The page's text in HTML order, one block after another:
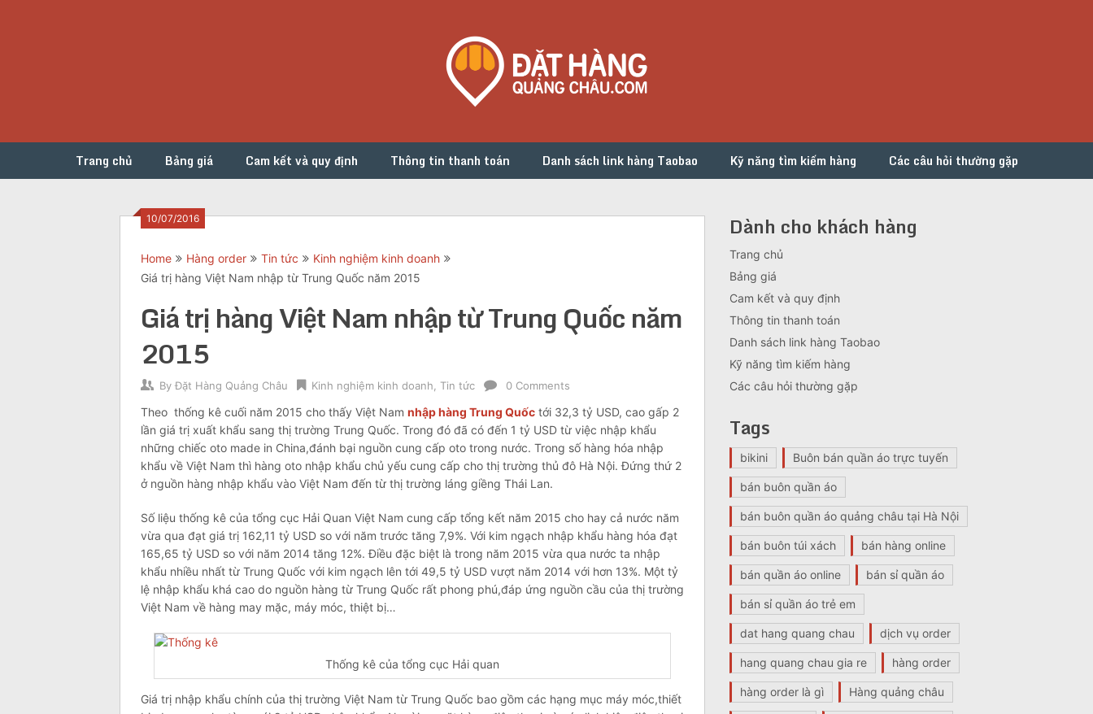
Trang chủ Bảng giá Cam kết và quy định Thông tin thanh toán Danh sách link hàng Taobao Kỹ năng tìm kiếm hàng Các câu hỏi thường gặp
10/07/2016
Home Hàng order Tin tức
Kinh nghiệm kinh doanh
Giá trị hàng Việt Nam nhập từ Trung Quốc năm 2015
Giá trị hàng Việt Nam nhập từ Trung Quốc năm
2015
By Đặt Hàng Quảng Châu Kinh nghiệm kinh doanh Tin tức 0 Comments
Theo thống kê cuối năm 2015 cho thấy Việt Nam nhập hàng Trung Quốc tới 32,3 tỷ USD, cao gấp 2
lần giá trị xuất khẩu sang thị trường Trung Quốc. Trong đó đã có đến 1 tỷ USD từ việc nhập khẩu
những chiếc oto made in China,đánh bại nguồn cung cấp oto trong nước. Trong số hàng hóa nhập
khẩu về Việt Nam thì hàng oto nhập khẩu chủ yếu cung cấp cho thị trường thủ đô Hà Nội. Đứng thứ 2
ở nguồn hàng nhập khẩu vào Việt Nam đến từ thị trường láng giềng Thái Lan.
Số liệu thống kê của tổng cục Hải Quan Việt Nam cung cấp tổng kết năm 2015 cho hay cả nước năm
vừa qua đạt giá trị 162,11 tỷ USD so với năm trước tăng 7,9%. Với kim ngạch nhập khẩu hàng hóa đạt
165,65 tỷ USD so với năm 2014 tăng 12%. Điều đặc biệt là trong năm 2015 vừa qua nước ta nhập
khẩu nhiều nhất từ Trung Quốc với kim ngạch lên tới 49,5 tỷ USD vượt năm 2014 với hơn 13%. Một tỷ
lệ nhập khẩu khá cao do nguồn hàng từ Trung Quốc rất phong phú,đáp ứng nguồn cầu của thị trường
Việt Nam về hàng may mặc, máy móc, thiệt bị…
Thống kê của tổng cục Hải quan
Giá trị nhập khẩu chính của thị trường Việt Nam từ Trung Quốc bao gồm các hạng mục máy móc,thiết
Dành cho khách hàng
Trang chủ
Bảng giá
Cam kết và quy định
Thông tin thanh toán
Danh sách link hàng Taobao
Kỹ năng tìm kiếm hàng
Các câu hỏi thường gặp
Tags
bikini Buôn bán quần áo trực tuyến
bán buôn quần áo
bán buôn quần áo quảng châu tại Hà Nội
bán buôn túi xách bán hàng online
bán quần áo online bán sỉ quần áo
bán sỉ quần áo trẻ em
dat hang quang chau dịch vụ order
hang quang chau gia re hàng order
hàng order là gì Hàng quảng châu